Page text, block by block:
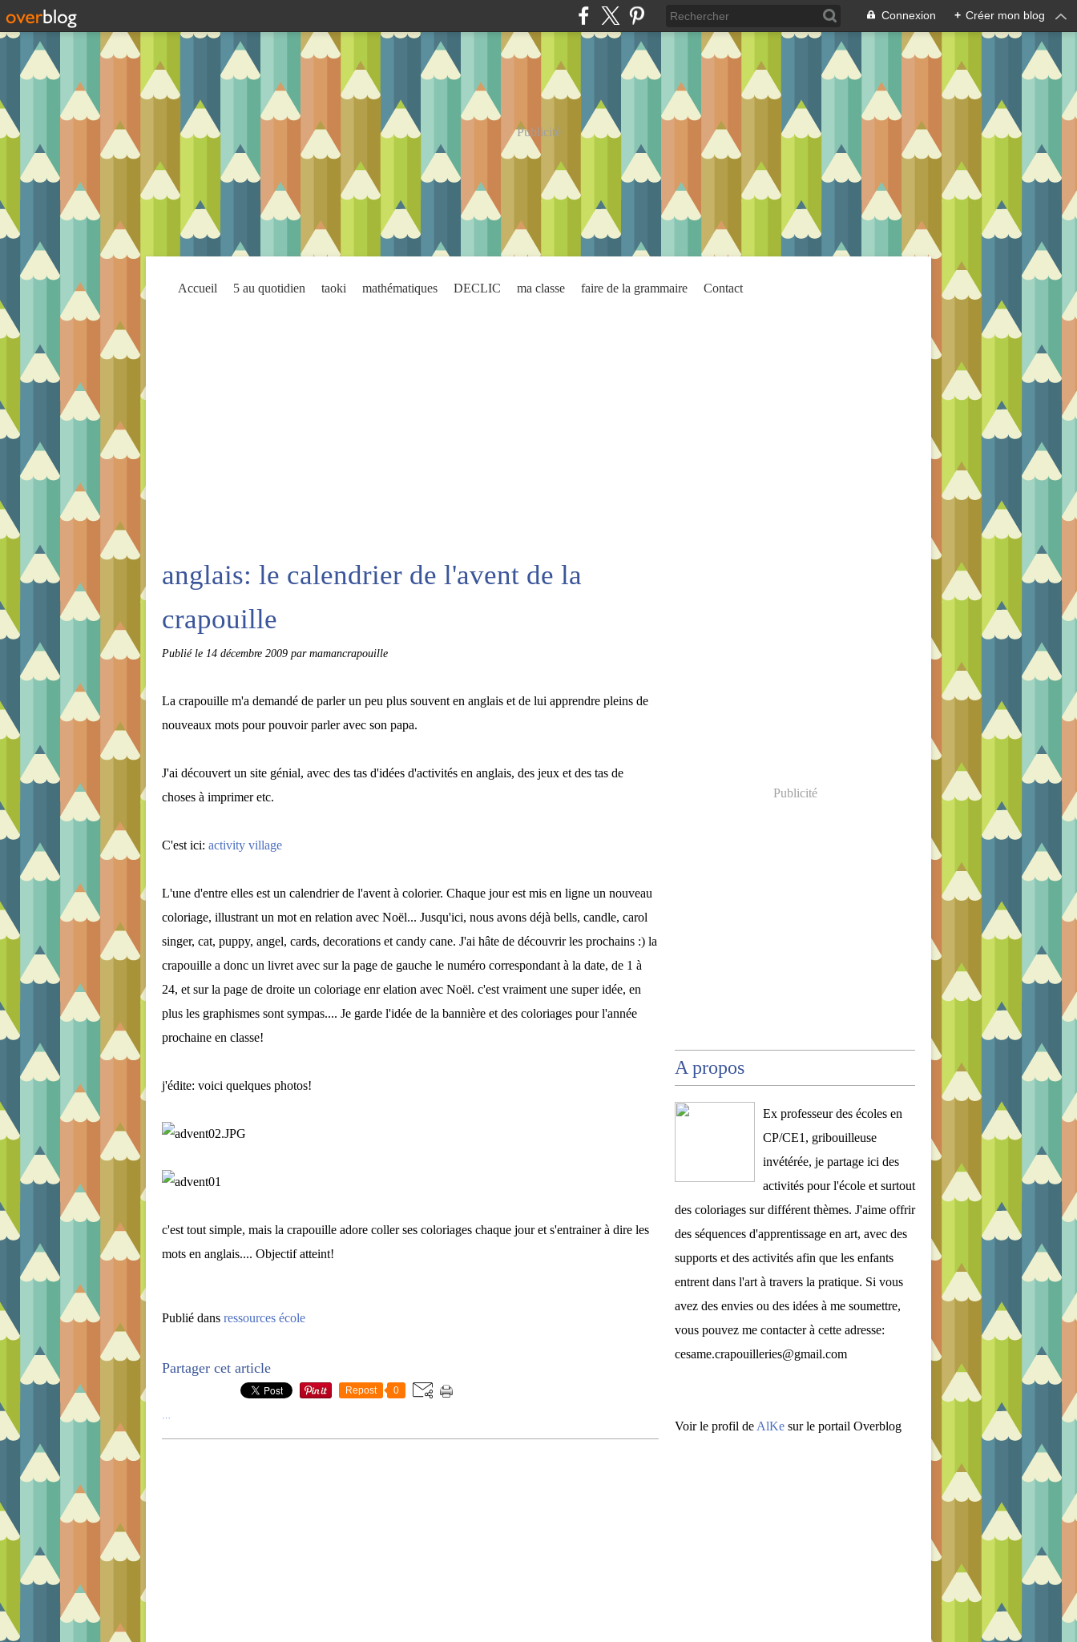
Connexion + Créer mon blog
Publicité
Accueil 5 au quotidien taoki mathématiques DECLIC ma classe faire de la grammaire Contact
anglais: le calendrier de l'avent de la
crapouille
Publié le 14 décembre 2009 par mamancrapouille
La crapouille m'a demandé de parler un peu plus souvent en anglais et de lui apprendre pleins de
nouveaux mots pour pouvoir parler avec son papa.
J'ai découvert un site génial, avec des tas d'idées d'activités en anglais, des jeux et des tas de
choses à imprimer etc.
C'est ici: activity village
L'une d'entre elles est un calendrier de l'avent à colorier. Chaque jour est mis en ligne un nouveau
coloriage, illustrant un mot en relation avec Noël... Jusqu'ici, nous avons déjà bells, candle, carol
singer, cat, puppy, angel, cards, decorations et candy cane. J'ai hâte de découvrir les prochains :) la
crapouille a donc un livret avec sur la page de gauche le numéro correspondant à la date, de 1 à
24, et sur la page de droite un coloriage enr elation avec Noël. c'est vraiment une super idée, en
plus les graphismes sont sympas.... Je garde l'idée de la bannière et des coloriages pour l'année
prochaine en classe!
j'édite: voici quelques photos!
c'est tout simple, mais la crapouille adore coller ses coloriages chaque jour et s'entrainer à dire les
mots en anglais.... Objectif atteint!
Publié dans ressources école
Partager cet article
Repost 0
Publicité
A propos
Ex professeur des écoles en
CP/CE1, gribouilleuse
invétérée, je partage ici des
activités pour l'école et surtout
des coloriages sur différent thèmes. J'aime offrir
des séquences d'apprentissage en art, avec des
supports et des activités afin que les enfants
entrent dans l'art à travers la pratique. Si vous
avez des envies ou des idées à me soumettre,
vous pouvez me contacter à cette adresse:
cesame.crapouilleries@gmail.com
Voir le profil de AlKe sur le portail Overblog